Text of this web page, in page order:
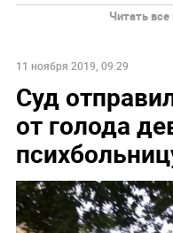
Читать
11 ноября 2019, 09:29
Суд
от голода